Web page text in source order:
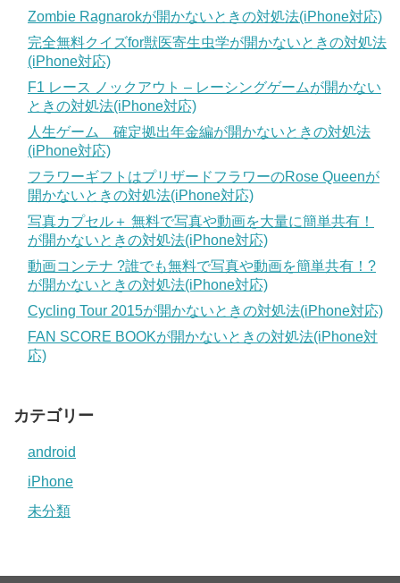
Zombie Ragnarokが開かないときの対処法(iPhone対応)
完全無料クイズfor獣医寄生虫学が開かないときの対処法
(iPhone対応)
F1 レース ノックアウト – レーシングゲームが開かない
ときの対処法(iPhone対応)
人生ゲーム 確定拠出年金編が開かないときの対処法
(iPhone対応)
フラワーギフトはプリザードフラワーのRose Queenが
開かないときの対処法(iPhone対応)
写真カプセル＋ 無料で写真や動画を大量に簡単共有！
が開かないときの対処法(iPhone対応)
動画コンテナ ?誰でも無料で写真や動画を簡単共有！?
が開かないときの対処法(iPhone対応)
Cycling Tour 2015が開かないときの対処法(iPhone対応)
FAN SCORE BOOKが開かないときの対処法(iPhone対
応)
カテゴリー
android
iPhone
未分類